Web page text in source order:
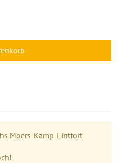
Moers-Kamp-Lintfort